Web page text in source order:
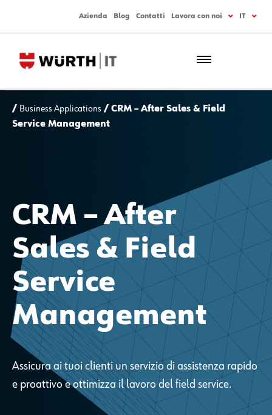
Azienda Blog Contatti Lavora con noi IT
/ Business Applications / CRM – After Sales & Field
Service Management
CRM – After
Sales & Field
Service
Management
Assicura ai tuoi clienti un servizio di assistenza rapido
e proattivo e ottimizza il lavoro del field service.